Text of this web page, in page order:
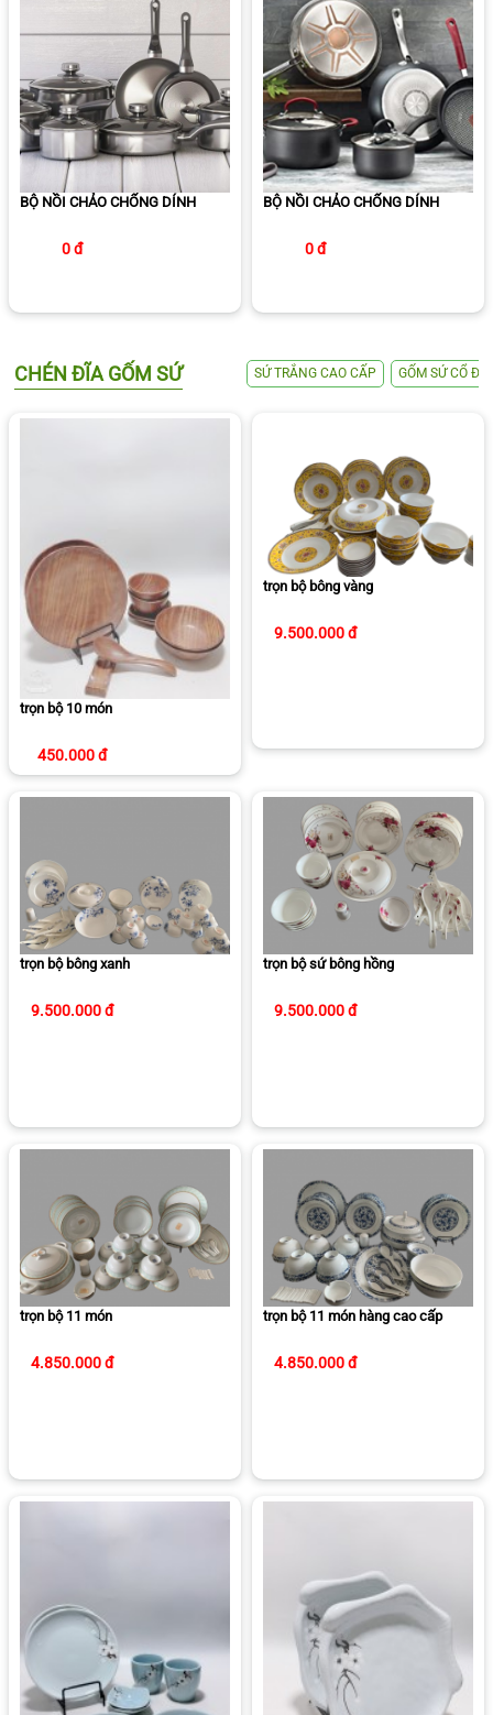
BỘ NỒI CHẢO CHỐNG DÍNH
0 đ
BỘ NỒI CHẢO CHỐNG DÍNH
0 đ
CHÉN ĐĨA GỐM SỨ SỨ TRẮNG CAO CẤP GỐM SỨ CỔ
trọn bộ 10 món
450.000 đ
trọn bộ bông vàng
9.500.000 đ
trọn bộ bông xanh
9.500.000 đ
trọn bộ sứ bông hồng
9.500.000 đ
trọn bộ 11 món
4.850.000 đ
trọn bộ 11 món hàng cao cấp
4.850.000 đ